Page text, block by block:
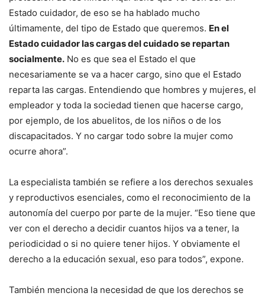
Estado cuidador, de eso se ha hablado mucho
últimamente, del tipo de Estado que queremos. En el
Estado cuidador las cargas del cuidado se repartan
socialmente. No es que sea el Estado el que
necesariamente se va a hacer cargo, sino que el Estado
reparta las cargas. Entendiendo que hombres y mujeres, el
empleador y toda la sociedad tienen que hacerse cargo,
por ejemplo, de los abuelitos, de los niños o de los
discapacitados. Y no cargar todo sobre la mujer como
ocurre ahora”.
La especialista también se refiere a los derechos sexuales
y reproductivos esenciales, como el reconocimiento de la
autonomía del cuerpo por parte de la mujer. “Eso tiene que
ver con el derecho a decidir cuantos hijos va a tener, la
periodicidad o si no quiere tener hijos. Y obviamente el
derecho a la educación sexual, eso para todos”, expone.
También menciona la necesidad de que los derechos se